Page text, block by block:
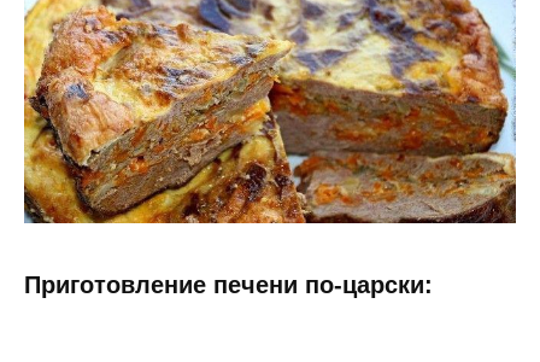
Приготовление печени по-царски: